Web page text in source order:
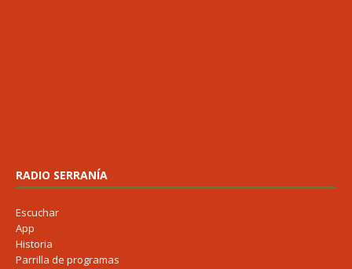
RADIO SERRANÍA
Escuchar
App
Historia
Parrilla de programas